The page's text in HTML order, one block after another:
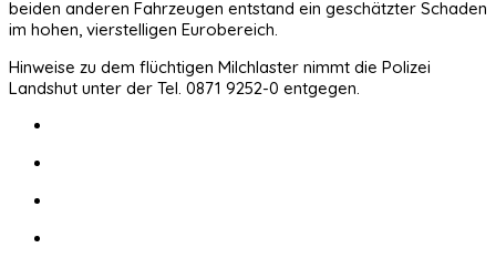
beiden anderen Fahrzeugen entstand ein geschätzter Schaden
im hohen, vierstelligen Eurobereich.
Hinweise zu dem flüchtigen Milchlaster nimmt die Polizei
Landshut unter der Tel. 0871 9252-0 entgegen.